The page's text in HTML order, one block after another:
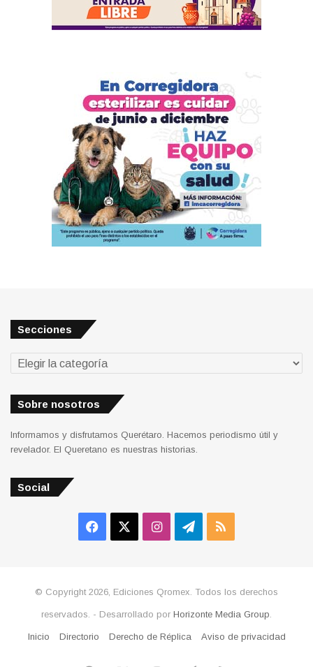
Secciones
Secciones
Sobre nosotros
Informamos y disfrutamos Querétaro. Hacemos periodismo útil y
revelador. El Queretano es nuestras historias.
Social
Facebook InstagramTelegram
RSS
© Copyright 2026, Ediciones Qromex. Todos los derechos
reservados. - Desarrollado por Horizonte Media Group.
Inicio Directorio Derecho de Réplica Aviso de privacidad